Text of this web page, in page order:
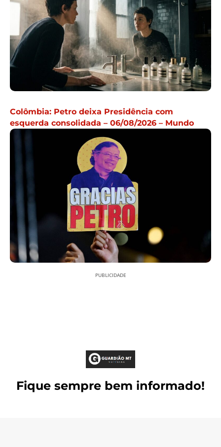
Colômbia: Petro deixa Presidência com
esquerda consolidada – 06/08/2026 – Mundo
PUBLICIDADE
Fique sempre bem informado!